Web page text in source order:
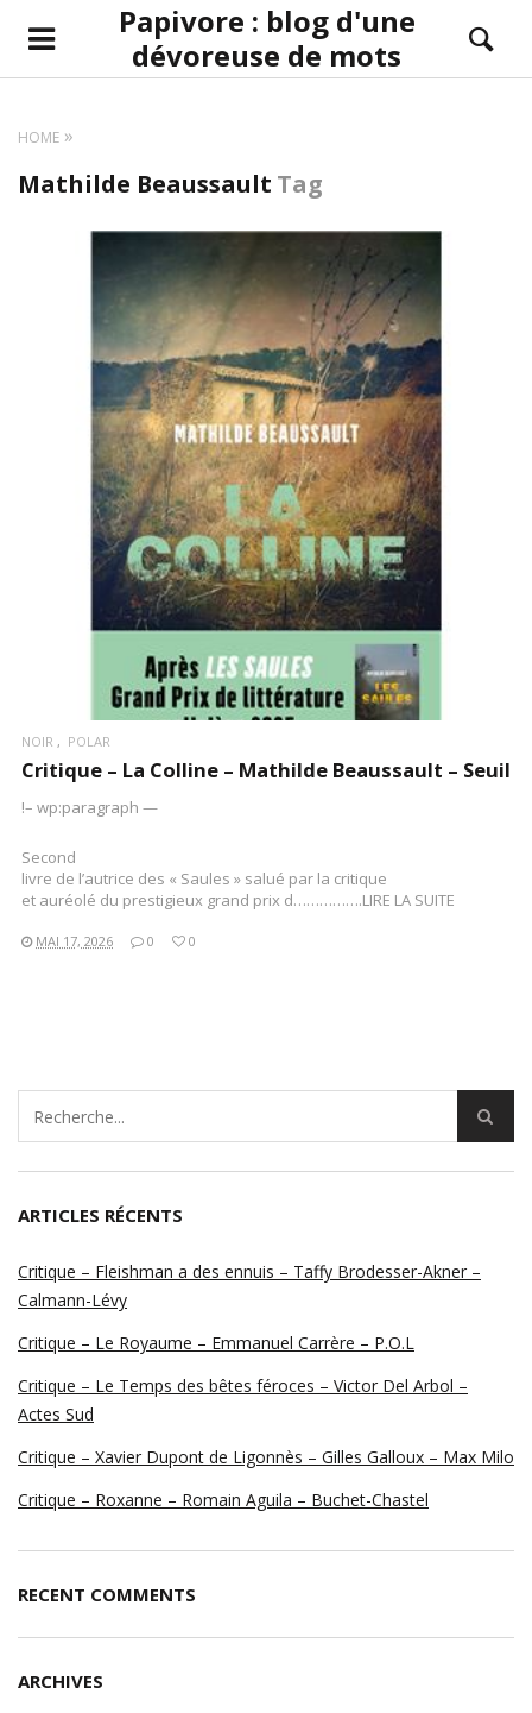
Papivore : blog d'une
dévoreuse de mots
HOME
Mathilde Beaussault Tag
LIRE LA SUITE
NOIR POLAR
Critique – La Colline – Mathilde Beaussault – Seuil
!– wp:paragraph —
Second
livre de l’autrice des « Saules » salué par la critique
et auréolé du prestigieux grand prix d…………….LIRE LA SUITE
MAI 17, 2026 0 0
ARTICLES RÉCENTS
Critique – Fleishman a des ennuis – Taffy Brodesser-Akner –
Calmann-Lévy
Critique – Le Royaume – Emmanuel Carrère – P.O.L
Critique – Le Temps des bêtes féroces – Victor Del Arbol –
Actes Sud
Critique – Xavier Dupont de Ligonnès – Gilles Galloux – Max Milo
Critique – Roxanne – Romain Aguila – Buchet-Chastel
RECENT COMMENTS
ARCHIVES